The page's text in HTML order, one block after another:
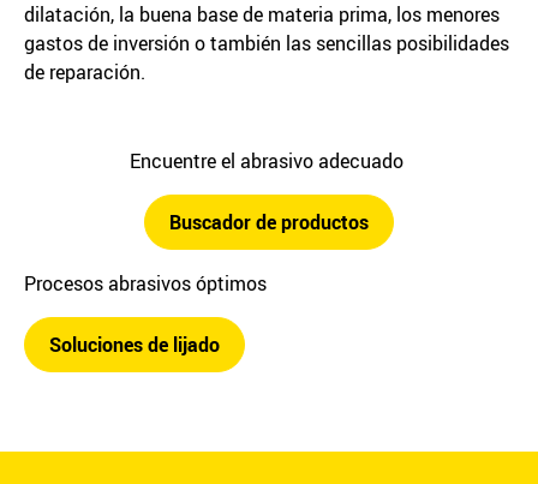
dilatación, la buena base de materia prima, los menores
gastos de inversión o también las sencillas posibilidades
de reparación.
Encuentre el abrasivo adecuado
Buscador de productos
Procesos abrasivos óptimos
Soluciones de lijado